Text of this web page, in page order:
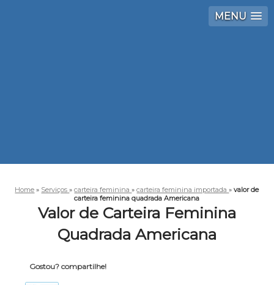
MENU
Home » Serviços»carteira feminina»carteira feminina importada»valor de
carteira feminina quadrada Americana
Valor de Carteira Feminina
Quadrada Americana
Gostou? compartilhe!